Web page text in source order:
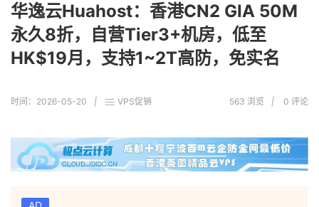
华逸云Huahost：香港CN2 GIA 50M
永久8折，自营Tier3+机房，低至
HK$19月，支持1~2T高防，免实名
时间： 2026-05-20 | VPS促销 563 浏览 | 0 评论